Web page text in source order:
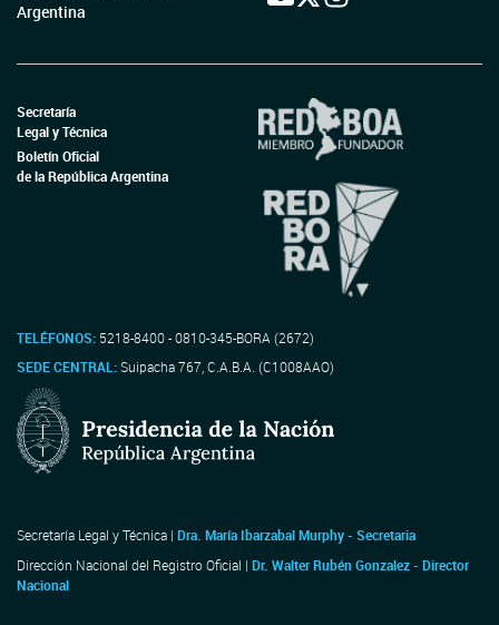
Argentina
Secretaría
Legal y Técnica
Boletín Oficial
de la República Argentina
TELÉFONOS: 5218-8400 - 0810-345-BORA (2672)
SEDE CENTRAL:Suipacha 767, C.A.B.A. (C1008AAO)
Secretaría Legal y Técnica | Dra. María Ibarzabal Murphy - Secretaria
Dirección Nacional del Registro Oficial | Dr. Walter Rubén Gonzalez - Director
Nacional